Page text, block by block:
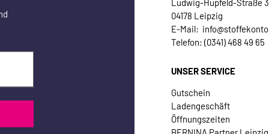
Ludwig-Hupfeld-Straße
04178 Leipzig
E-Mail:
Telefon: (0341) 468 49 65
UNSER SERVICE
Gutschein
Ladengeschäft
Öffnungszeiten